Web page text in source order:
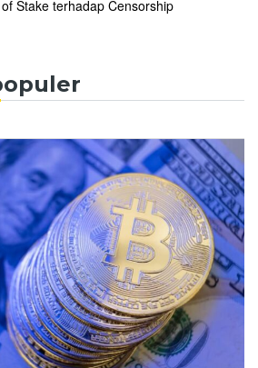
Stake terhadap Censorship